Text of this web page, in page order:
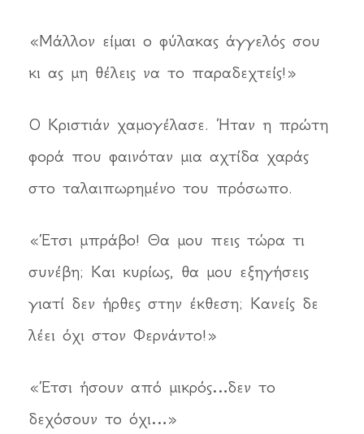
«Μάλλον είμαι ο φύλακας άγγελός σου
κι ας μη θέλεις να το παραδεχτείς!»
Ο Κριστιάν χαμογέλασε. Ήταν η πρώτη
φορά που φαινόταν μια αχτίδα χαράς
στο ταλαιπωρημένο του πρόσωπο.
«Έτσι μπράβο! Θα μου πεις τώρα τι
συνέβη; Και κυρίως, θα μου εξηγήσεις
γιατί δεν ήρθες στην έκθεση; Κανείς δε
λέει όχι στον Φερνάντο!»
«Έτσι ήσουν από μικρός…δεν το
δεχόσουν το όχι…»